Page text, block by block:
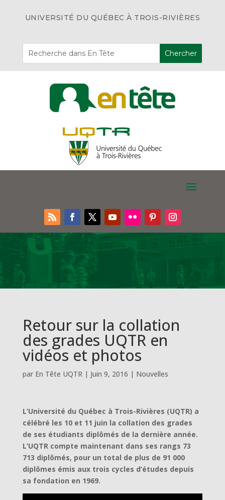
UNIVERSITÉ DU QUÉBEC À TROIS-RIVIÈRES
Retour sur la collation
des grades UQTR en
vidéos et photos
par En Tête UQTR| Juin 9, 2016 | Nouvelles
L’Université du Québec à Trois-Rivières (UQTR) a
célébré les 10 et 11 juin la collation des grades
de ses étudiants diplômés de la dernière année.
L’UQTR compte maintenant dans ses rangs 73
713 diplômés, pour un total de plus de 91 000
diplômes émis aux trois cycles d’études depuis
sa fondation en 1969.